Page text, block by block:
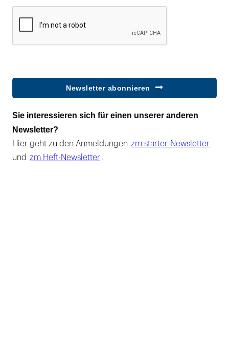
Newsletter abonnieren
Sie interessieren sich für einen unserer anderen
Newsletter?
Hier geht zu den Anmeldungen zm starter-Newsletter
und zm Heft-Newsletter .